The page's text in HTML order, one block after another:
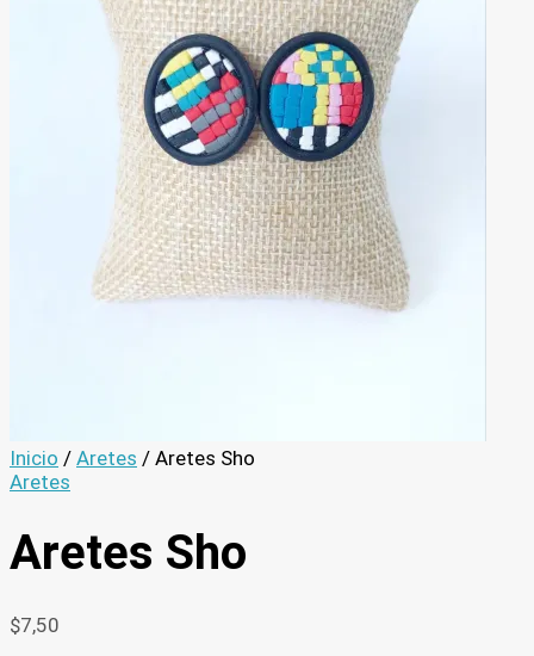
Inicio / Aretes / Aretes Sho
Aretes
Aretes Sho
$7,50